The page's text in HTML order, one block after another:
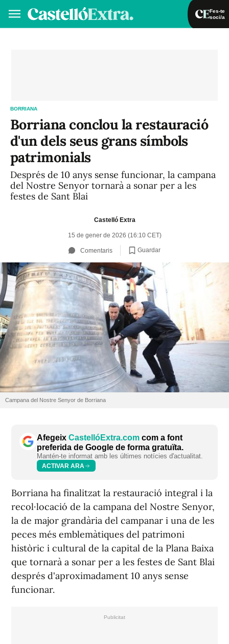
Fes-te
soci/a
BORRIANA
Borriana conclou la restauració
d'un dels seus grans símbols
patrimonials
Després de 10 anys sense funcionar, la campana
del Nostre Senyor tornarà a sonar per a les
festes de Sant Blai
Castelló Extra
15 de gener de 2026 (16:10 CET)
Comentaris Guardar
Campana del Nostre Senyor de Borriana
Afegeix CastellóExtra.com com a font
preferida de Google de forma gratuïta.
Mantén-te informat amb les últimes notícies d'actualitat.
ACTIVAR ARA
Borriana ha finalitzat la restauració integral i la
recol·locació de la campana del Nostre Senyor,
la de major grandària del campanar i una de les
peces més emblemàtiques del patrimoni
històric i cultural de la capital de la Plana Baixa
que tornarà a sonar per a les festes de Sant Blai
després d'aproximadament 10 anys sense
funcionar.